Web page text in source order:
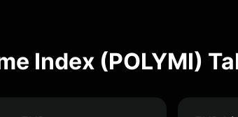
Index (POLYMI)